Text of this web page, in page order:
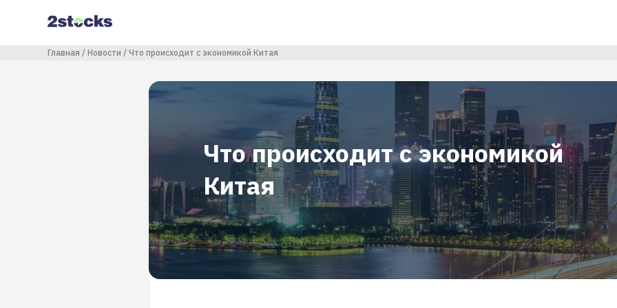
содержанию
Строка навигации
Главная Новости Что происходит с экономикой Китая
Что происходит с экономикой
Китая